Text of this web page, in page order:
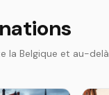
la Belgique et au-delà